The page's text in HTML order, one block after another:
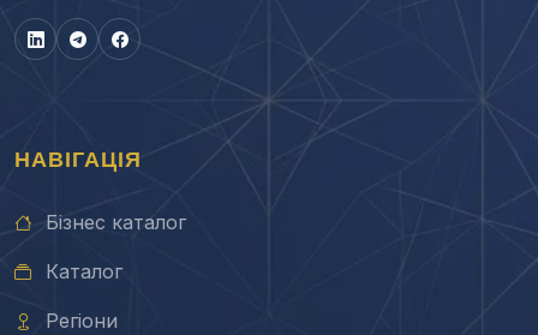
НАВІГАЦІЯ
Бізнес каталог
Каталог
Регіони